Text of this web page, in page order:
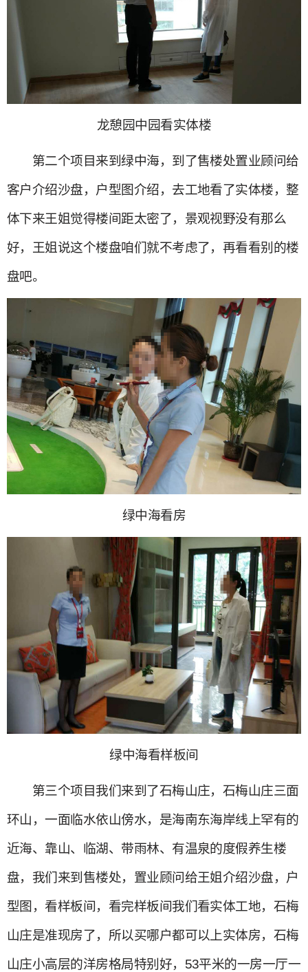
龙憩园中园看实体楼
第二个项目来到绿中海，到了售楼处置业顾问给
客户介绍沙盘，户型图介绍，去工地看了实体楼，整
体下来王姐觉得楼间距太密了，景观视野没有那么
好，王姐说这个楼盘咱们就不考虑了，再看看别的楼
盘吧。
绿中海看房
绿中海看样板间
第三个项目我们来到了石梅山庄，石梅山庄三面
环山，一面临水依山傍水，是海南东海岸线上罕有的
近海、靠山、临湖、带雨林、有温泉的度假养生楼
盘，我们来到售楼处，置业顾问给王姐介绍沙盘，户
型图，看样板间，看完样板间我们看实体工地，石梅
山庄是准现房了，所以买哪户都可以上实体房，石梅
山庄小高层的洋房格局特别好，53平米的一房一厅一